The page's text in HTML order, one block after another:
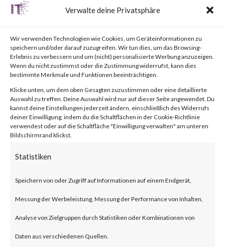
Verwalte deine Privatsphäre
Wir verwenden Technologien wie Cookies, um Geräteinformationen zu
speichern und/oder darauf zuzugreifen. Wir tun dies, um das Browsing-
Erlebnis zu verbessern und um (nicht) personalisierte Werbung anzuzeigen.
Wenn du nicht zustimmst oder die Zustimmung widerrufst, kann dies
bestimmte Merkmale und Funktionen beeinträchtigen.
Klicke unten, um dem oben Gesagten zuzustimmen oder eine detaillierte
Auswahl zu treffen. Deine Auswahl wird nur auf dieser Seite angewendet. Du
kannst deine Einstellungen jederzeit ändern, einschließlich des Widerrufs
deiner Einwilligung, indem du die Schaltflächen in der Cookie-Richtlinie
verwendest oder auf die Schaltfläche "Einwilligung verwalten" am unteren
Bildschirmrand klickst.
Statistiken
Speichern von oder Zugriff auf Informationen auf einem Endgerät,
Messung der Werbeleistung, Messung der Performance von Inhalten,
Analyse von Zielgruppen durch Statistiken oder Kombinationen von
Daten aus verschiedenen Quellen.
2024-21887)
von|31. Jan. 2024|Unkategorisiert|0 Kommentare
Facebook 0
What is the Vulnerability?